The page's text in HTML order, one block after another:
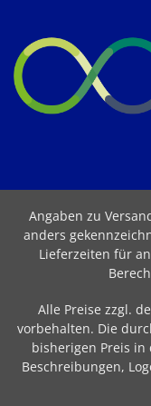
Angaben zu
anders
Lieferzeiten für
Alle Preise zzgl.
vorbehalten. Die
bisherigen Preis in
Beschreibungen,